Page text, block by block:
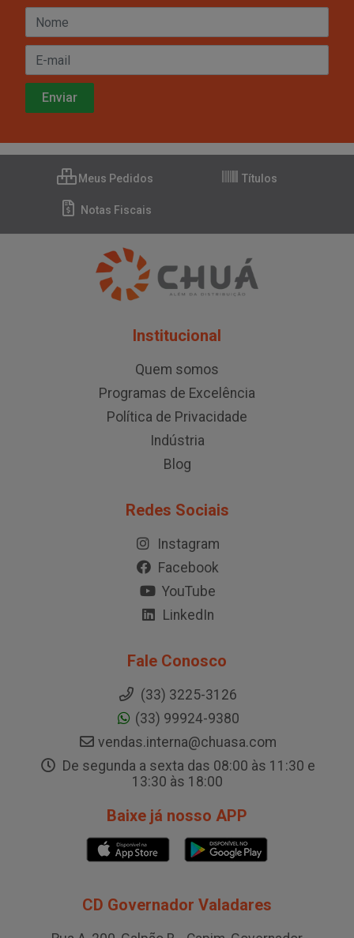
Meus Pedidos Títulos
Notas Fiscais
Institucional
Quem somos
Programas de Excelência
Política de Privacidade
Indústria
Blog
Redes Sociais
Instagram
Facebook
YouTube
LinkedIn
Fale Conosco
(33) 3225-3126
(33) 99924-9380
vendas.interna@chuasa.com
De segunda a sexta das 08:00 às 11:30 e
13:30 às 18:00
Baixe já nosso APP
CD Governador Valadares